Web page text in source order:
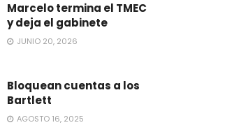
Marcelo termina el TMEC
y deja el gabinete
JUNIO 20, 2026
Bloquean cuentas a los
Bartlett
AGOSTO 16, 2025